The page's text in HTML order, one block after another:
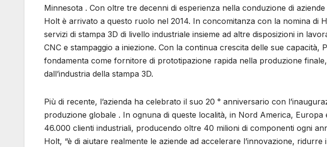
Minnesota . Con oltre tre decenni di esperienza nella conduzione di
Holt è arrivato a questo ruolo nel 2014. In concomitanza con la nomina di
servizi di stampa 3D di livello industriale insieme ad altre disposizioni in
CNC e stampaggio a iniezione. Con la continua crescita delle sue capacità,
fondamenta come fornitore di prototipazione rapida nella produzione
dall’industria della stampa 3D.
Più di recente, l’azienda ha celebrato il suo 20 ° anniversario con
produzione globale . In ognuna di queste località, in Nord America, Europa
46.000 clienti industriali, producendo oltre 40 milioni di componenti ogni
Holt, “è di aiutare realmente le aziende ad accelerare l’innovazione,